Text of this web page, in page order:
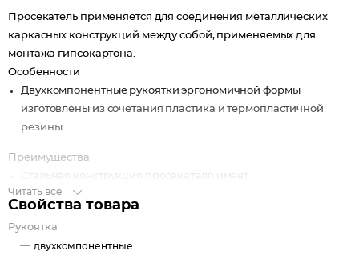
Просекатель применяется для соединения металлических
каркасных конструкций между собой, применяемых для
монтажа гипсокартона.
Особенности
Двухкомпонентные рукоятки эргономичной формы
изготовлены из сочетания пластика и термопластичной
резины
Преимущества
Стальная конструкция просекателя имеет
антикоррозионное покрытие (хромирование)
Комплектация
Просекатель - 1 шт.
Читать все
Свойства товара
Рукоятка
двухкомпонентные